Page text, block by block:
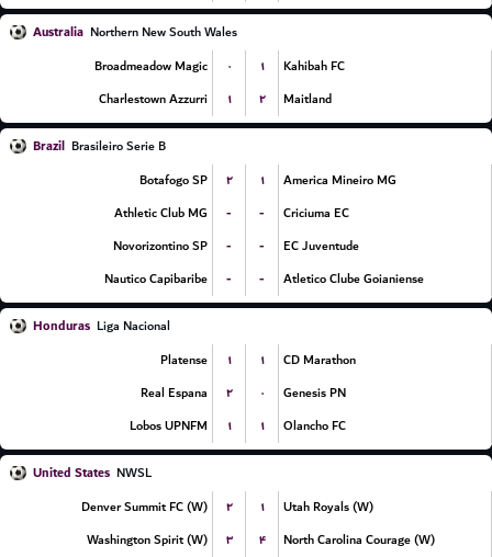
Australia Northern New South Wales
Broadmeadow Magic
۰ ۱
Kahibah FC
Charlestown Azzurri
۱ ۲ Maitland
Brazil Brasileiro Serie B
Botafogo SP
۲ ۱
America Mineiro MG
Athletic Club MG
- -
Criciuma EC
Novorizontino SP
- -
EC Juventude
Nautico Capibaribe
- - Atletico Clube Goianiense
Honduras Liga Nacional
Platense
۱ ۱
CD Marathon
Real Espana
۲ ۰
Genesis PN
Lobos UPNFM
۱ ۱ Olancho FC
United States NWSL
Denver Summit FC (W)
۲ ۱
Utah Royals (W)
Washington Spirit (W)
۳ ۴
North Carolina Courage (W)